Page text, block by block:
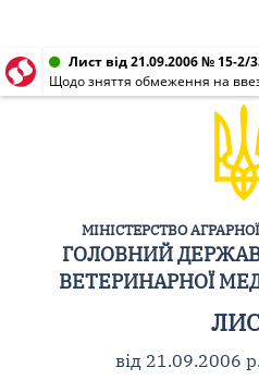
Лист від 21.09.2006 № 15-2/
МІНІСТЕРСТВО
ГОЛОВНИЙ
ВЕТЕРИНАРНОЇ
від 21.09.2006